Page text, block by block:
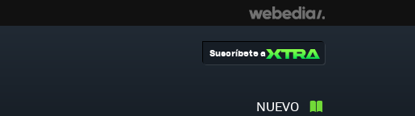
NUEVO
Suscríbete a